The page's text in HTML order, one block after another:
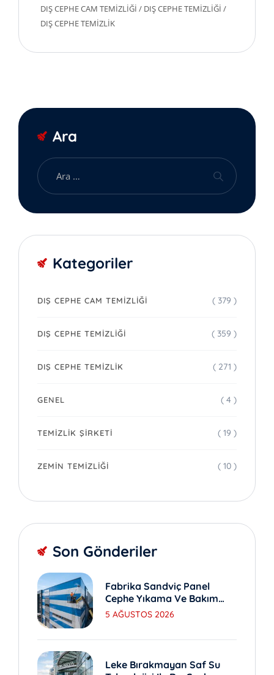
DIŞ CEPHE CAM TEMIZLIĞI / DIŞ CEPHE TEMIZLIĞI /
DIŞ CEPHE TEMIZLIK
Ara
Kategoriler
DIŞ CEPHE CAM TEMIZLIĞI ( 379 )
DIŞ CEPHE TEMIZLIĞI ( 359 )
DIŞ CEPHE TEMIZLIK ( 271 )
GENEL ( 4 )
TEMIZLIK ŞIRKETI ( 19 )
ZEMIN TEMIZLIĞI ( 10 )
Son Gönderiler
Fabrika Sandviç Panel
Cephe Yıkama Ve Bakım
Yöntemleri
5 AĞUSTOS 2026
Leke Bırakmayan Saf Su